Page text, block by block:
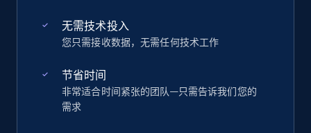
无需技术投入
您只需接收数据，无需任何技术工作
节省时间
非常适合时间紧张的团队—只需告诉我们您的
需求